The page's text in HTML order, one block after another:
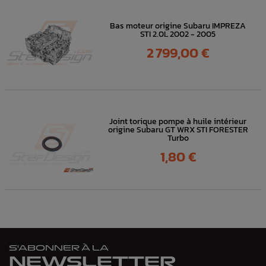
Bas moteur origine Subaru IMPREZA
STI 2.0L 2002 - 2005
Prix
2 799,00 €
Joint torique pompe à huile intérieur
origine Subaru GT WRX STI FORESTER
Turbo
Prix
1,80 €
S'ABONNER À LA